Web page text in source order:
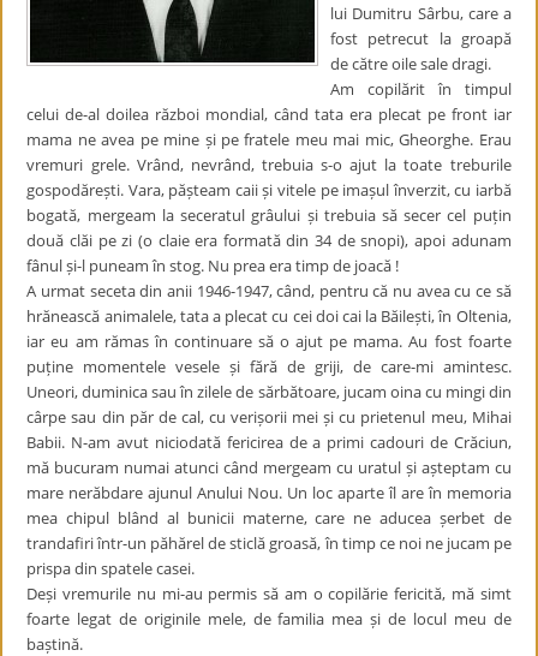
lui Dumitru Sârbu, care a
fost petrecut la groapă
de către oile sale dragi.
Am copilărit în timpul
celui de-al doilea război mondial, când tata era plecat pe front iar
mama ne avea pe mine și pe fratele meu mai mic, Gheorghe. Erau
vremuri grele. Vrând, nevrând, trebuia s-o ajut la toate treburile
gospodărești. Vara, pășteam caii și vitele pe imașul înverzit, cu iarbă
bogată, mergeam la seceratul grâului și trebuia să secer cel puțin
două clăi pe zi (o claie era formată din 34 de snopi), apoi adunam
fânul și-l puneam în stog. Nu prea era timp de joacă !
A urmat seceta din anii 1946-1947, când, pentru că nu avea cu ce să
hrănească animalele, tata a plecat cu cei doi cai la Băilești, în Oltenia,
iar eu am rămas în continuare să o ajut pe mama. Au fost foarte
puține momentele vesele și fără de griji, de care-mi amintesc.
Uneori, duminica sau în zilele de sărbătoare, jucam oina cu mingi din
cârpe sau din păr de cal, cu verișorii mei și cu prietenul meu, Mihai
Babii. N-am avut niciodată fericirea de a primi cadouri de Crăciun,
mă bucuram numai atunci când mergeam cu uratul și așteptam cu
mare nerăbdare ajunul Anului Nou. Un loc aparte îl are în memoria
mea chipul blând al bunicii materne, care ne aducea șerbet de
trandafiri într-un păhărel de sticlă groasă, în timp ce noi ne jucam pe
prispa din spatele casei.
Deși vremurile nu mi-au permis să am o copilărie fericită, mă simt
foarte legat de originile mele, de familia mea și de locul meu de
baștină.